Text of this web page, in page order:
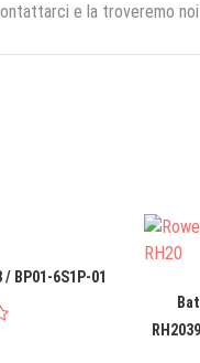
e la troveremo
BP01-6S1P-01